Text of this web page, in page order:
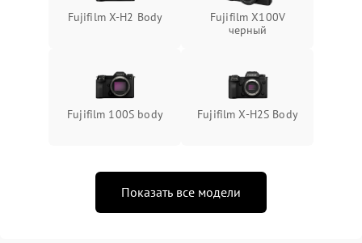
Fujifilm X-H2 Body
Fujifilm X100V
черный
Fujifilm 100S body Fujifilm X-H2S Body
Показать все модели